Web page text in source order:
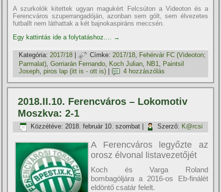
A szurkolók kitettek ugyan magukért Felcsúton a Videoton és a
Ferencváros szuperrangadóján, azonban sem gólt, sem élvezetes
futballt nem láthattak a két bajnokaspiráns meccsén.
Egy kattintás ide a folytatáshoz....
→
Kategória: 2017/18 | Címke: 2017/18, Fehérvár FC (Videoton;
Parmalat) ,Gorriarán Fernando Koch Julian NB1
Paintsil
Joseph,piros lap (itt is - ott is) 4 hozzászólás
2018.II.10. Ferencváros – Lokomotiv
Moszkva: 2-1
Közzétéve: 2018. február 10. szombat Szerző: K@rcsi
A Ferencváros legyőzte az
orosz élvonal listavezetőjét
Koch és Varga Roland
bombagóljára a 2016-os Eb-finálét
eldöntő csatár felelt.